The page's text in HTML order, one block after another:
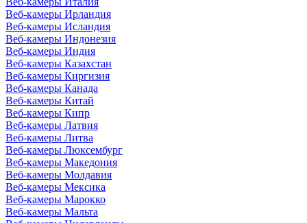
Веб-камеры Ирландия
Веб-камеры Исландия
Веб-камеры Индонезия
Веб-камеры Индия
Веб-камеры Казахстан
Веб-камеры Киргизия
Веб-камеры Канада
Веб-камеры Китай
Веб-камеры Кипр
Веб-камеры Латвия
Веб-камеры Литва
Веб-камеры Люксембург
Веб-камеры Македония
Веб-камеры Молдавия
Веб-камеры Мексика
Веб-камеры Марокко
Веб-камеры Мальта